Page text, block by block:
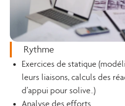
Rythme
Exercices de statique
leurs liaisons, calculs des
d’appui pour solive..)
Analyse des efforts